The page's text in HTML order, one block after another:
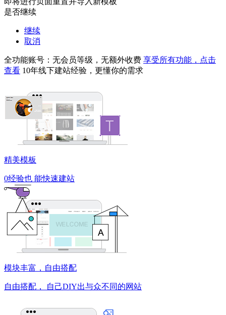
是否继续
继续
取消
全功能账号：无会员等级，无额外收费 享受所有功能，点击
查看 10年线下建站经验，更懂你的需求
精美模板
0经验也 能快速建站
模块丰富，自由搭配
自由搭配， 自己DIY出与众不同的网站